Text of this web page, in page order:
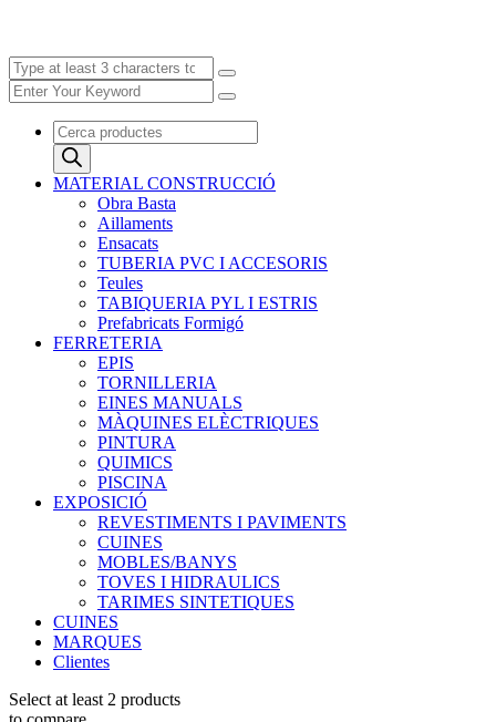
Products
search
MATERIAL CONSTRUCCIÓ
Obra Basta
Aillaments
Ensacats
TUBERIA PVC I ACCESORIS
Teules
TABIQUERIA PYL I ESTRIS
Prefabricats Formigó
FERRETERIA
EPIS
TORNILLERIA
EINES MANUALS
MÀQUINES ELÈCTRIQUES
PINTURA
QUIMICS
PISCINA
EXPOSICIÓ
REVESTIMENTS I PAVIMENTS
CUINES
MOBLES/BANYS
TOVES I HIDRAULICS
TARIMES SINTETIQUES
CUINES
MARQUES
Clientes
Select at least 2 products